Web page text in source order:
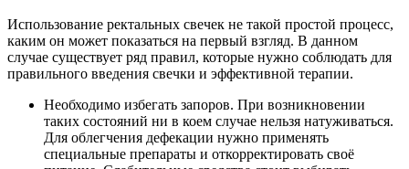
Использование ректальных свечек не такой простой процесс,
каким он может показаться на первый взгляд. В данном
случае существует ряд правил, которые нужно соблюдать для
правильного введения свечки и эффективной терапии.
Необходимо избегать запоров. При возникновении
таких состояний ни в коем случае нельзя натуживаться.
Для облегчения дефекации нужно применять
специальные препараты и откорректировать своё